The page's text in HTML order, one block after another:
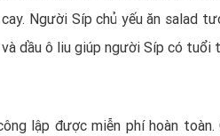
Người Síp chủ yếu ăn salad
dầu ô liu giúp người Síp có tuổi
lập được miễn phí hoàn